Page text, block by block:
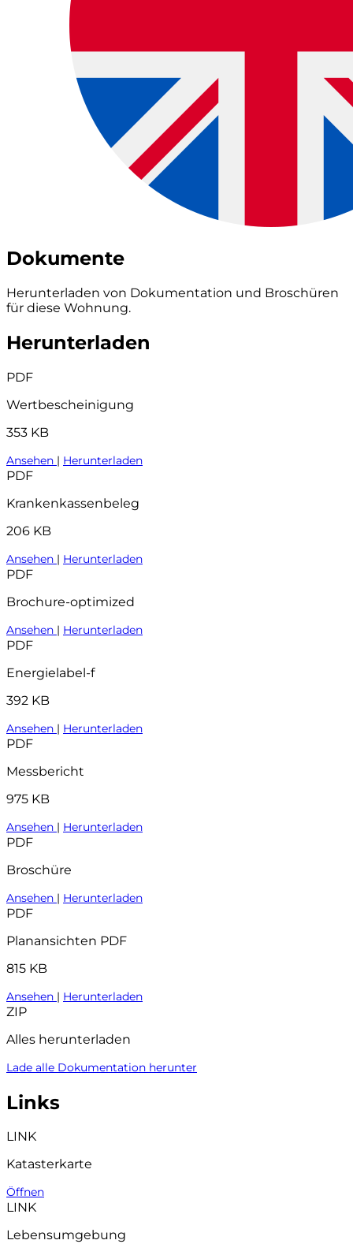
Dokumente
Herunterladen von Dokumentation und Broschüren
für diese Wohnung.
Herunterladen
PDF
Wertbescheinigung
353 KB
Ansehen | Herunterladen
PDF
Krankenkassenbeleg
206 KB
Ansehen | Herunterladen
PDF
Brochure-optimized
Ansehen | Herunterladen
PDF
Energielabel-f
392 KB
Ansehen | Herunterladen
PDF
Messbericht
975 KB
Ansehen | Herunterladen
PDF
Broschüre
Ansehen | Herunterladen
PDF
Planansichten PDF
815 KB
Ansehen | Herunterladen
ZIP
Alles herunterladen
Lade alle Dokumentation herunter
Links
LINK
Katasterkarte
Öffnen
LINK
Lebensumgebung